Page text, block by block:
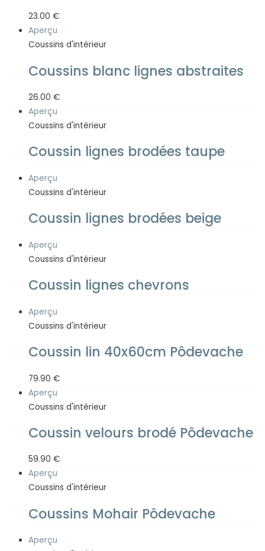
23.00 €
Aperçu
Coussins d'intérieur
Coussins blanc lignes abstraites
26.00 €
Aperçu
Coussins d'intérieur
Coussin lignes brodées taupe
Aperçu
Coussins d'intérieur
Coussin lignes brodées beige
Aperçu
Coussins d'intérieur
Coussin lignes chevrons
Aperçu
Coussins d'intérieur
Coussin lin 40x60cm Pôdevache
79.90 €
Aperçu
Coussins d'intérieur
Coussin velours brodé Pôdevache
59.90 €
Aperçu
Coussins d'intérieur
Coussins Mohair Pôdevache
Aperçu